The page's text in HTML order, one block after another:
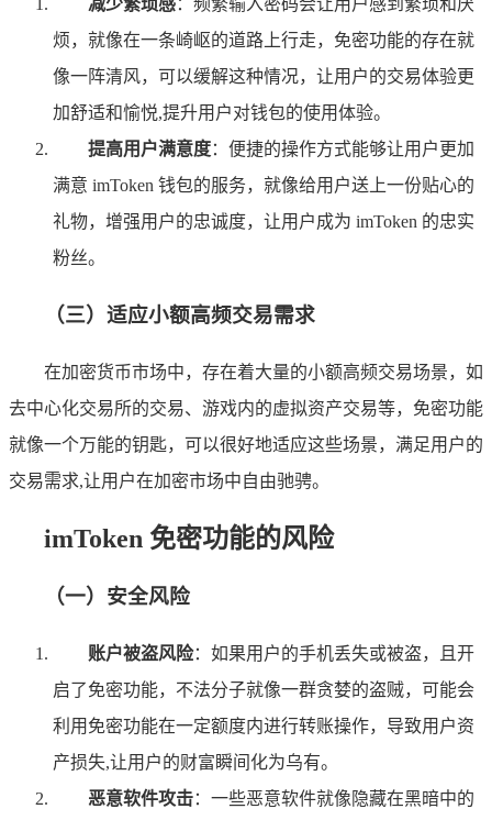
减少繁琐感：频繁输入密码会让用户感到繁琐和厌
烦，就像在一条崎岖的道路上行走，免密功能的存在就
像一阵清风，可以缓解这种情况，让用户的交易体验更
加舒适和愉悦,提升用户对钱包的使用体验。
提高用户满意度：便捷的操作方式能够让用户更加
满意 imToken 钱包的服务，就像给用户送上一份贴心的
礼物，增强用户的忠诚度，让用户成为 imToken 的忠实
粉丝。
（三）适应小额高频交易需求
在加密货币市场中，存在着大量的小额高频交易场景，如
去中心化交易所的交易、游戏内的虚拟资产交易等，免密功能
就像一个万能的钥匙，可以很好地适应这些场景，满足用户的
交易需求,让用户在加密市场中自由驰骋。
imToken 免密功能的风险
（一）安全风险
账户被盗风险：如果用户的手机丢失或被盗，且开
启了免密功能，不法分子就像一群贪婪的盗贼，可能会
利用免密功能在一定额度内进行转账操作，导致用户资
产损失,让用户的财富瞬间化为乌有。
恶意软件攻击：一些恶意软件就像隐藏在黑暗中的